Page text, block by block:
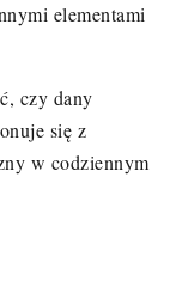
elementami
czy dany
się z
w codziennym